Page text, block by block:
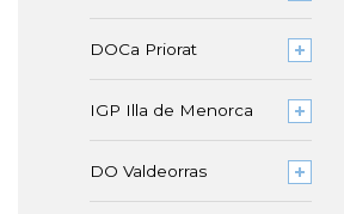
DOCa Priorat
IGP Illa de Menorca
DO Valdeorras